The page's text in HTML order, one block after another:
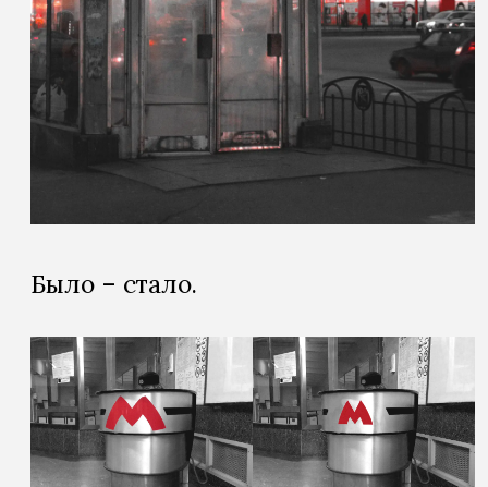
Было – стало.